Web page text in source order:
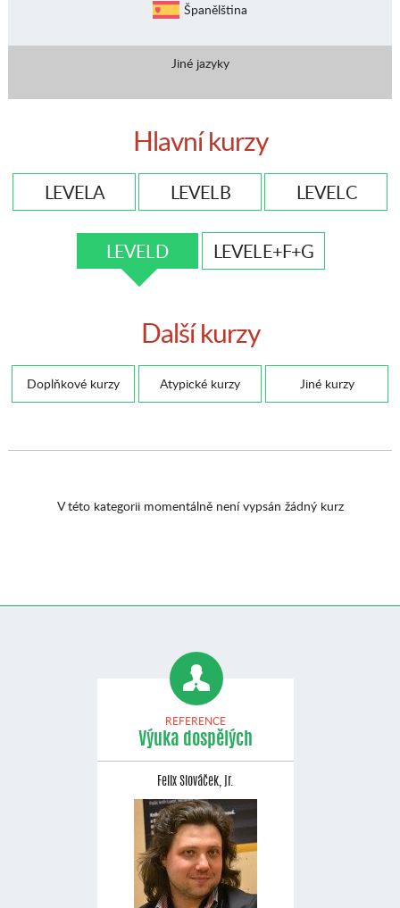
Španělština
Jiné jazyky
Hlavní kurzy
LEVEL A LEVEL B LEVEL C
LEVEL D LEVEL E+F+G
Další kurzy
Doplňkové kurzy Atypické kurzy Jiné kurzy
V této kategorii momentálně není vypsán žádný kurz
REFERENCE
Výuka dospělých
Felix Slováček, jr.